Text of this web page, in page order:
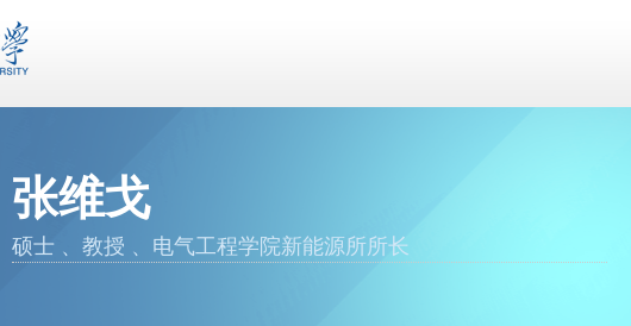
张维戈
硕士 、教授 、电气工程学院新能源所所长